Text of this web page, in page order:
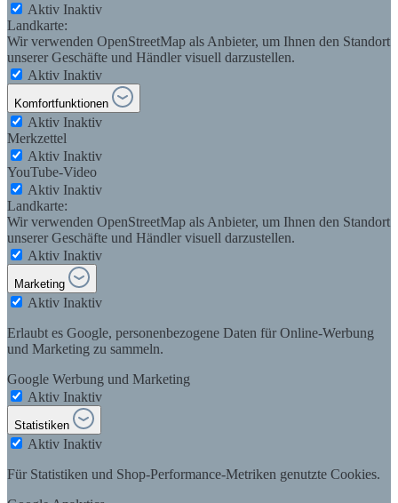
Aktiv Inaktiv
Landkarte:
Wir verwenden OpenStreetMap als Anbieter, um Ihnen den Standort
unserer Geschäfte und Händler visuell darzustellen.
Aktiv Inaktiv
Komfortfunktionen
Aktiv Inaktiv
Merkzettel
Aktiv Inaktiv
YouTube-Video
Aktiv Inaktiv
Landkarte:
Wir verwenden OpenStreetMap als Anbieter, um Ihnen den Standort
unserer Geschäfte und Händler visuell darzustellen.
Aktiv Inaktiv
Marketing
Aktiv Inaktiv
Erlaubt es Google, personenbezogene Daten für Online-Werbung
und Marketing zu sammeln.
Google Werbung und Marketing
Aktiv Inaktiv
Statistiken
Aktiv Inaktiv
Für Statistiken und Shop-Performance-Metriken genutzte Cookies.